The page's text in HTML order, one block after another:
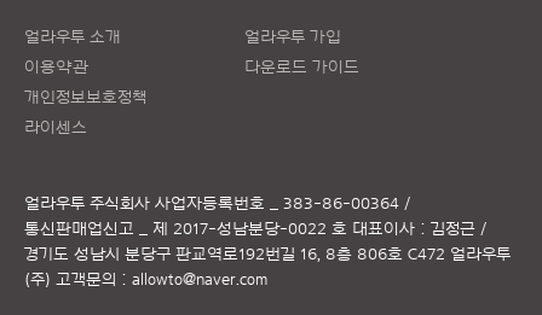
얼라우투 소개
이용약관
개인정보보호정책
라이센스
얼라우투 가입
다운로드 가이드
얼라우투 주식회사 사업자등록번호 _ 383-86-00364 /
통신판매업신고 _ 제 2017-성남분당-0022 호 대표이사 : 김정근 /
경기도 성남시 분당구 판교역로192번길 16, 8층 806호 C472 얼라우투
(주) 고객문의 : allowto@naver.com